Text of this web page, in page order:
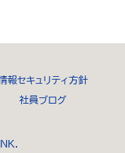
報セキュリティ方針
社員ブログ